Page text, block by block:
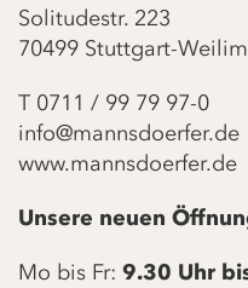
Solitudestr. 223
70499 Stuttgart-
T 0711 / 99 79 97-0
info@mannsdoerfer.de
www.mannsdoerfer.de
Unsere neuen
Mo bis Fr: 9.30 Uhr